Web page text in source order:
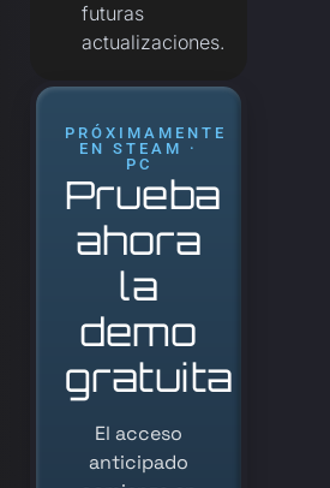
futuras
actualizaciones.
PRÓXIMAMENTE
EN STEAM ·
PC
Prueba
ahora
la
demo
gratuita
El acceso
anticipado